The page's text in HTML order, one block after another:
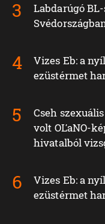
Labdarúgó
Vizes Eb: a
ezüstérmet
Cseh
volt OĽaNO-
hivatalból
Vizes Eb: a
ezüstérmet